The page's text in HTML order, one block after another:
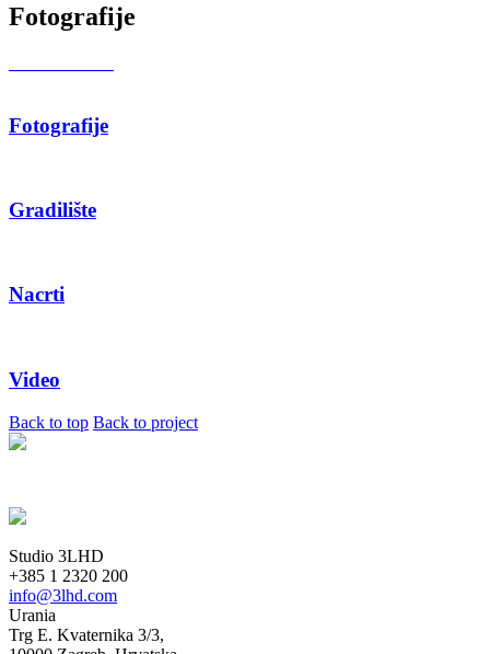
Fotografije
Fotografije
Gradilište
Nacrti
Video
Back to top Back to project
Studio 3LHD
+385 1 2320 200
info@3lhd.com
Urania
Trg E. Kvaternika 3/3,